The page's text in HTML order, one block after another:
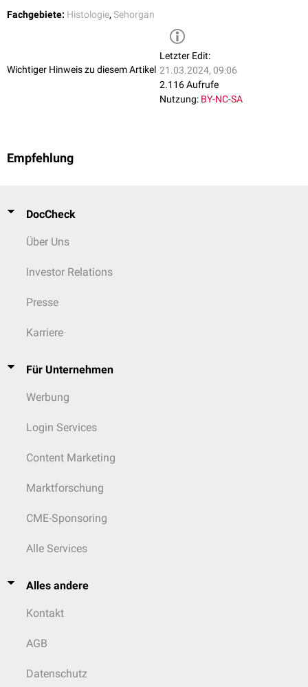
Fachgebiete: Histologie, Sehorgan
Wichtiger Hinweis zu diesem Artikel
Letzter Edit:
21.03.2024, 09:06
2.116 Aufrufe
Nutzung: BY-NC-SA
Empfehlung
DocCheck
Über Uns
Investor Relations
Presse
Karriere
Für Unternehmen
Werbung
Login Services
Content Marketing
Marktforschung
CME-Sponsoring
Alle Services
Alles andere
Kontakt
AGB
Datenschutz